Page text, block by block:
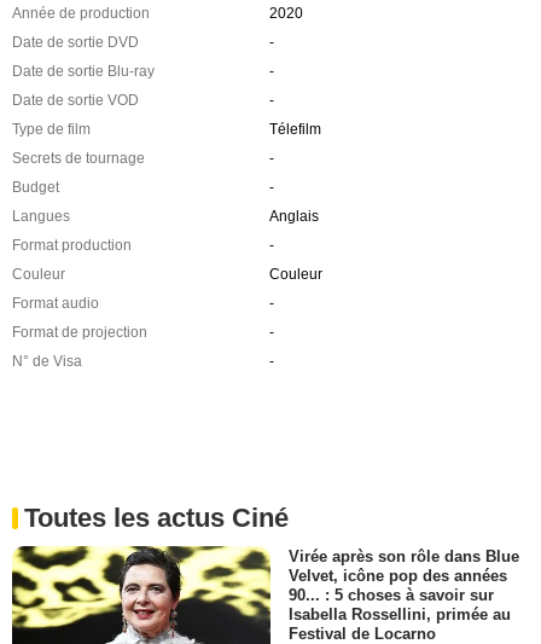
Année de production
2020
Date de sortie DVD
-
Date de sortie Blu-ray
-
Date de sortie VOD
-
Type de film
Télefilm
Secrets de tournage
-
Budget
-
Langues
Anglais
Format production
-
Couleur
Couleur
Format audio
-
Format de projection
-
N° de Visa
-
Toutes les actus Ciné
Virée après son rôle dans Blue
Velvet, icône pop des années
90... : 5 choses à savoir sur
Isabella Rossellini, primée au
Festival de Locarno